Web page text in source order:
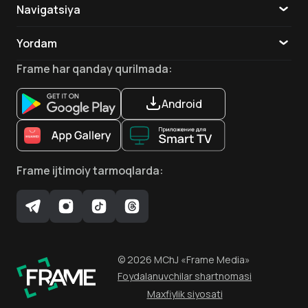
Bosh aktyor Aktyor
Aktyor Aktyor
Martin Uolton
Aktyor
Shon Vyordjin
Aktyor
Navigatsiya
Yordam
Aloqa
Ilovalar
Frame har qanday qurilmada:
Android
Frame ijtimoiy tarmoqlarda:
© 2026 MChJ «Frame Media»
Foydalanuvchilar shartnomasi
Maxfiylik siyosati